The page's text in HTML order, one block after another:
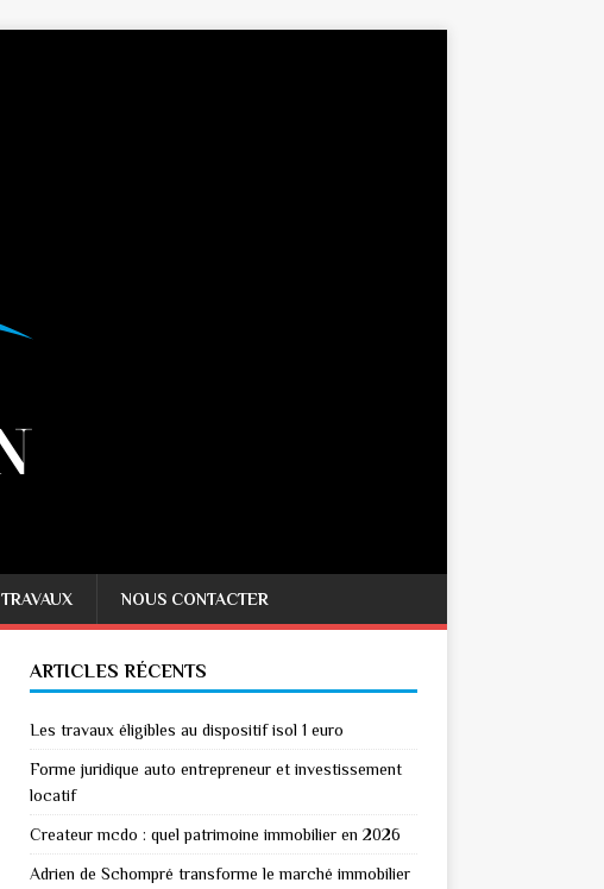
TRAVAUX NOUS CONTACTER
ARTICLES RÉCENTS
Les travaux éligibles au dispositif isol 1 euro
Forme juridique auto entrepreneur et investissement
locatif
Createur mcdo : quel patrimoine immobilier en 2026
Adrien de Schompré transforme le marché immobilier